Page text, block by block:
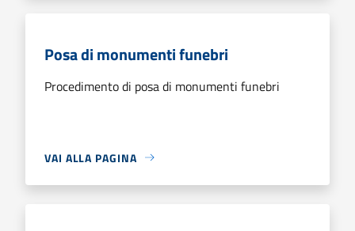
Posa di monumenti funebri
Procedimento di posa di monumenti funebri
VAI ALLA PAGINA